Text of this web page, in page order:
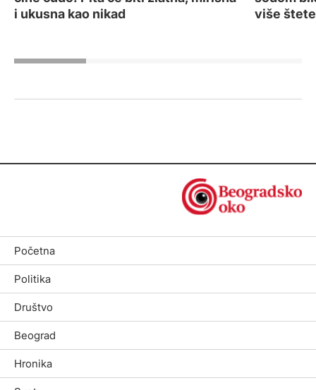
i ukusna kao nikad
više
Početna
Politika
Društvo
Beograd
Hronika